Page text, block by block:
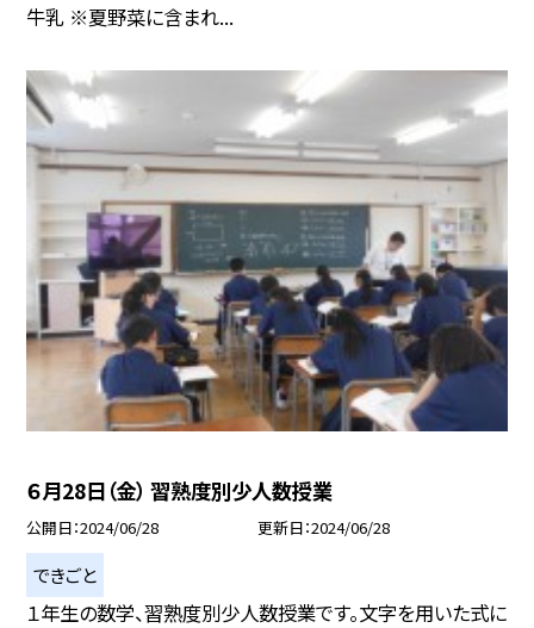
牛乳 ※夏野菜に含まれ...
６月28日（金） 習熟度別少人数授業
公開日 2024/06/28 更新日 2024/06/28
できごと
１年生の数学、習熟度別少人数授業です。文字を用いた式に